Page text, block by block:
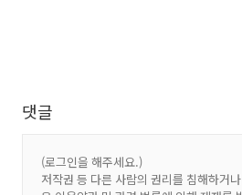
댓글